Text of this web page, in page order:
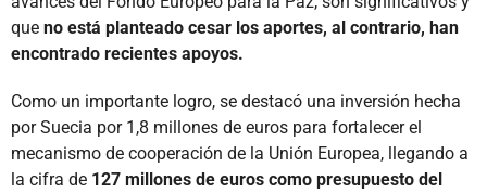
que no está planteado cesar los aportes, al contrario, han
encontrado recientes apoyos.
Como un importante logro, se destacó una inversión hecha
por Suecia por 1,8 millones de euros para fortalecer el
mecanismo de cooperación de la Unión Europea, llegando a
la cifra de 127 millones de euros como presupuesto del